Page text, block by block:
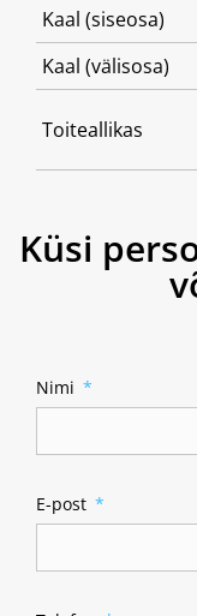
Kaal (siseosa)
Kaal (välisosa)
Toiteallikas
Küsi
Nimi
E-post